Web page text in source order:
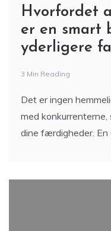
Hvorfordet
er en smart
yderligere
3 Min Reading
Det er ingen
med
dine færdigheder.